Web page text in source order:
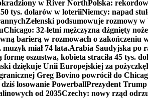
w River NorthPolska:
tys. dolarów w loteriiNiemcy: napad
Zełenski podsumowuje rozmowy w
Chicago: 32-letni mężczyzna dźgnięty
barierą w rozmowach o zakończeniu
miał 74 lata.Arabia Saudyjska po
oszustwa, kobieta straciła 45 tys.
dziękuje Unii Europejskiej za pożyczkę
Greg Bovino powrócił do
losowanie PowerballPrezydent Trump
od 2035Czechy: nowy rząd